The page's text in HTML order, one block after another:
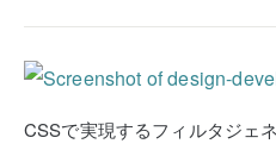
CSSで実現するフィルタジェ